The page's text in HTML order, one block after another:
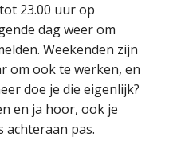
23.00 uur op
dag weer om
Weekenden zijn
om ook te werken, en
doe je die eigenlijk?
en ja hoor, ook je
achteraan pas.